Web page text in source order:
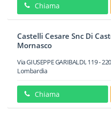
Chiama
Castelli Cesare Snc Di
Mornasco
Via GIUSEPPE GARIBALDI, 119-
Lombardia
Chiama